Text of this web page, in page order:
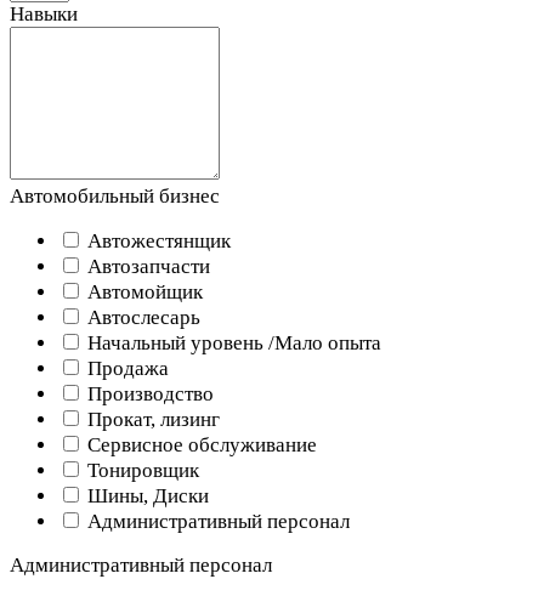
Навыки
Автомобильный бизнес
Автожестянщик
Автозапчасти
Автомойщик
Автослесарь
Начальный уровень /Мало опыта
Продажа
Производство
Прокат, лизинг
Сервисное обслуживание
Тонировщик
Шины, Диски
Административный персонал
Административный персонал